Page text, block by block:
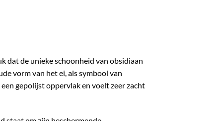
dat de unieke schoonheid van obsidiaan
vorm van het ei, als symbool van
gepolijst oppervlak en voelt zeer zacht